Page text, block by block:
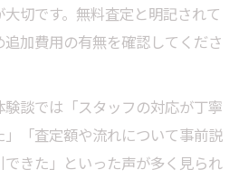
よく進める無料査定活用術
料査定で手間なく不用品処分
用してスピーディーに現金化
率的な買取を叶える無料査定
切です。無料査定と明記されて
加費用の有無を確認してくださ
談では「スタッフの対応が丁寧
「査定額や流れについて事前説
きた」といった声が多く見られ